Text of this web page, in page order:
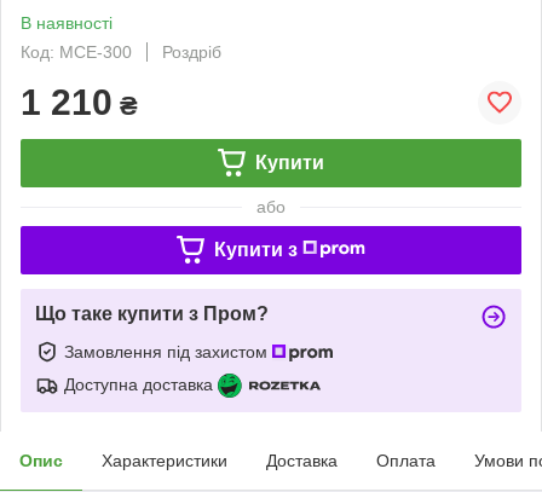
В наявності
Код: MCE-300
Роздріб
1 210 ₴
Купити
або
Купити з
Що таке купити з Пром?
Замовлення під захистом
Доступна доставка
Опис Характеристики Доставка Оплата Умови